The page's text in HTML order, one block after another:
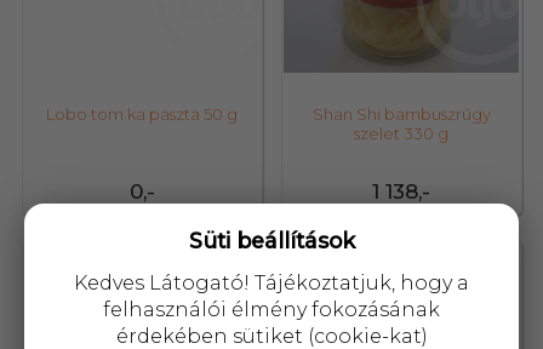
0,-
Lobo tom ka paszta 50 g
1 138,-
Shan Shi bambuszrügy
szelet 330 g
Süti beállítások
Kedves Látogató! Tájékoztatjuk, hogy a
felhasználói élmény fokozásának
érdekében sütiket (cookie-kat)